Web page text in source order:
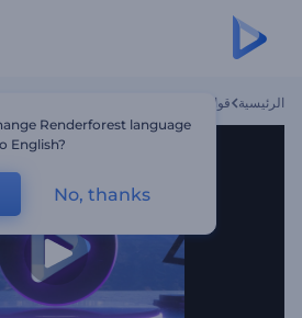
الرئيسية قوالب
Renderforest language
English?
No, thanks